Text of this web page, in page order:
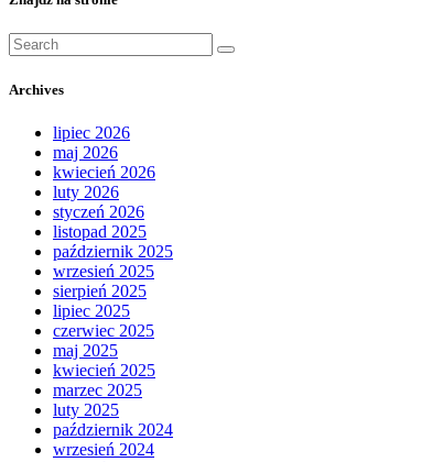
Search
for:
Archives
lipiec 2026
maj 2026
kwiecień 2026
luty 2026
styczeń 2026
listopad 2025
październik 2025
wrzesień 2025
sierpień 2025
lipiec 2025
czerwiec 2025
maj 2025
kwiecień 2025
marzec 2025
luty 2025
październik 2024
wrzesień 2024